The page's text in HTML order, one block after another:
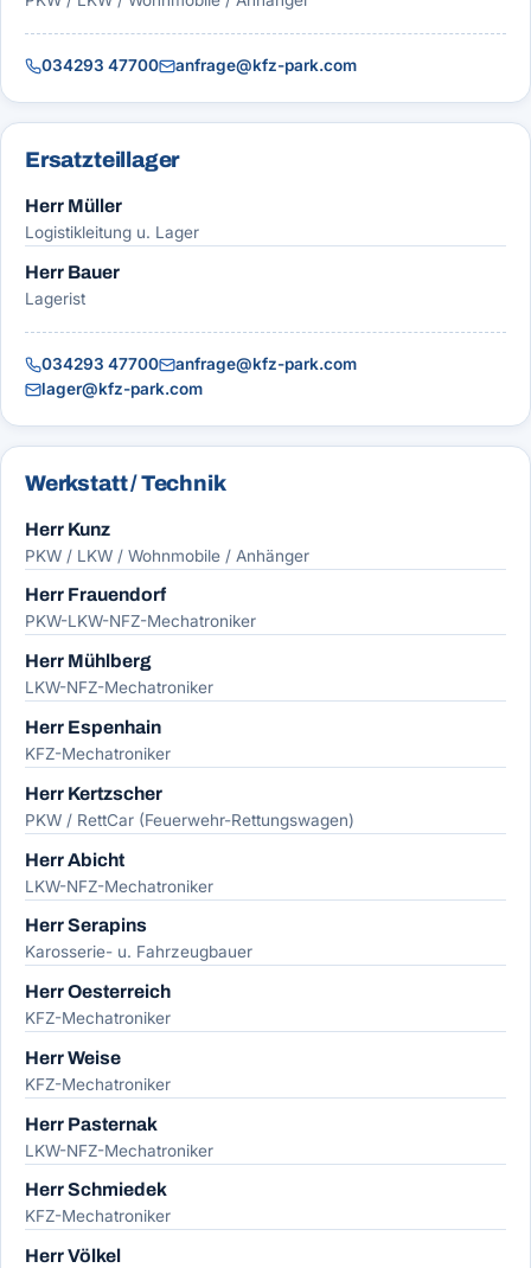
034293 47700 anfrage@kfz-park.com
Ersatzteillager
Herr Müller
Logistikleitung u. Lager
Herr Bauer
Lagerist
034293 47700
anfrage@kfz-park.com
lager@kfz-park.com
Werkstatt / Technik
Herr Kunz
PKW / LKW / Wohnmobile / Anhänger
Herr Frauendorf
PKW-LKW-NFZ-Mechatroniker
Herr Mühlberg
LKW-NFZ-Mechatroniker
Herr Espenhain
KFZ-Mechatroniker
Herr Kertzscher
PKW / RettCar (Feuerwehr-Rettungswagen)
Herr Abicht
LKW-NFZ-Mechatroniker
Herr Serapins
Karosserie- u. Fahrzeugbauer
Herr Oesterreich
KFZ-Mechatroniker
Herr Weise
KFZ-Mechatroniker
Herr Pasternak
LKW-NFZ-Mechatroniker
Herr Schmiedek
KFZ-Mechatroniker
Herr Völkel